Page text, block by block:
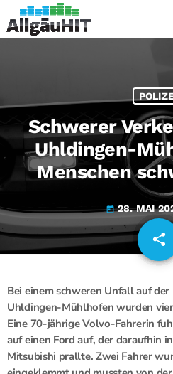
Schwerer
Uhldingen-
Menschen
today 28. MAI
share
email
Bei einem schweren Unfall auf
Uhldingen-Mühlhofen wurden
Eine 70-jährige Volvo-Fahrerin
auf einen Ford auf, der daraufhin
Mitsubishi prallte. Zwei Fahrer